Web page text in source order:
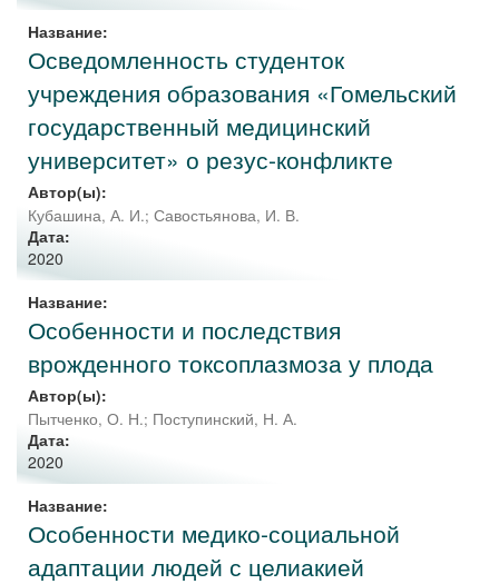
Название:
Осведомленность студенток
учреждения образования «Гомельский
государственный медицинский
университет» о резус-конфликте
Автор(ы):
Кубашина, А. И.; Савостьянова, И. В.
Дата:
2020
Название:
Особенности и последствия
врожденного токсоплазмоза у плода
Автор(ы):
Пытченко, О. Н.; Поступинский, Н. А.
Дата:
2020
Название:
Особенности медико-социальной
адаптации людей с целиакией